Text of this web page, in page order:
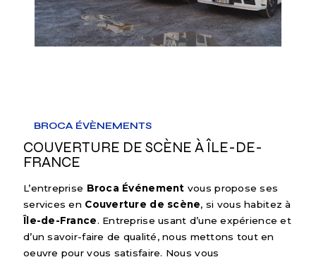
BROCA ÉVÈNEMENTS
COUVERTURE DE SCÈNE À ÎLE-DE-
FRANCE
L’entreprise Broca Événement vous propose ses
services en Couverture de scène, si vous habitez à
Île-de-France. Entreprise usant d’une expérience et
d’un savoir-faire de qualité, nous mettons tout en
oeuvre pour vous satisfaire. Nous vous